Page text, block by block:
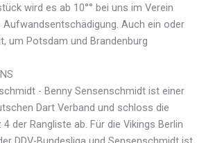
wird es ab 10°° bei uns im Verein
Aufwandsentschädigung. Auch ein oder
um Potsdam und Brandenburg
- Benny Sensenschmidt ist einer
Dart Verband und schloss die
der Rangliste ab. Für die Vikings Berlin